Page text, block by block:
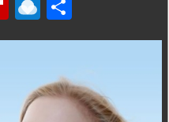
Fl
ip
ar
R
ai
dr
o
有